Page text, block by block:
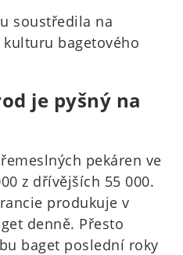
soustředila na
kulturu bagetového
je pyšný na
pekáren ve
z dřívějších 55 000.
produkuje v
denně. Přesto
baget poslední roky